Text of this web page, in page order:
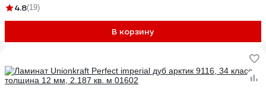
4.8(19)
В корзину